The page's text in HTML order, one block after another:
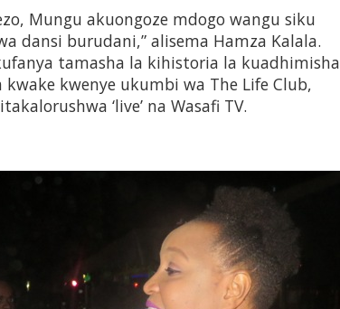
Mungu akuongoze mdogo wangu siku
dansi burudani,” alisema Hamza Kalala.
tamasha la kihistoria la kuadhimisha
kwenye ukumbi wa The Life Club,
‘live’ na Wasafi TV.